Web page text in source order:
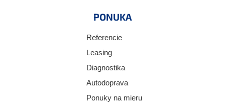
PONUKA
Referencie
Leasing
Diagnostika
Autodoprava
Ponuky na mieru